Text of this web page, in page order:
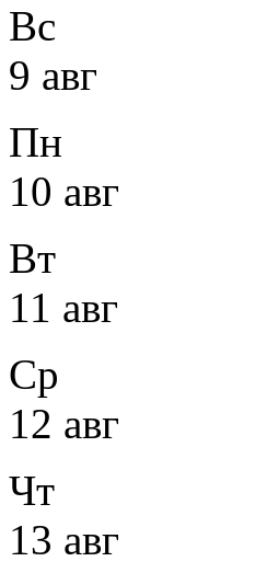
Вс
9 авг
Пн
10 авг
Вт
11 авг
Ср
12 авг
Чт
13 авг